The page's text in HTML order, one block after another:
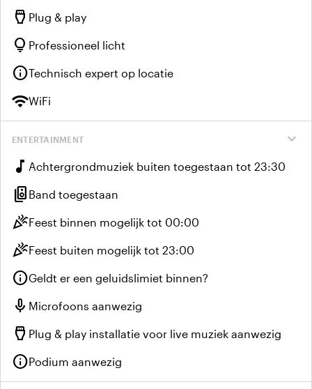
settings_input_hdmi Plug & play
lightbulb Professioneel licht
infoTechnisch expert op locatie
wifiWiFi
expand_more
ENTERTAINMENT
music_note Achtergrondmuziek buiten toegestaan tot 23:30
speaker_group Band toegestaan
celebrationFeest binnen mogelijk tot 00:00
celebrationFeest buiten mogelijk tot 23:00
infoGeldt er een geluidslimiet binnen?
mic Microfoons aanwezig
settings_input_hdmi Plug & play installatie voor live muziek aanwezig
infoPodium aanwezig